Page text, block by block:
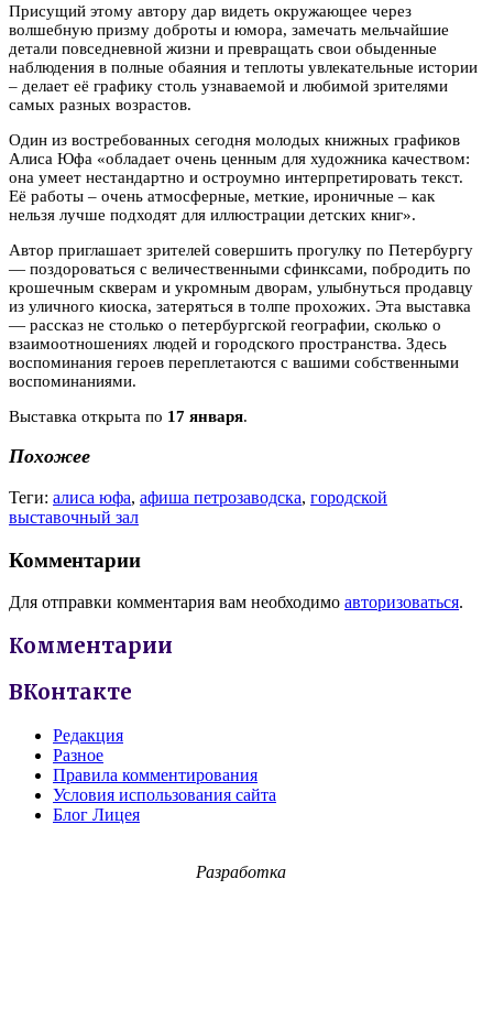
Присущий этому автору дар видеть окружающее через
волшебную призму доброты и юмора, замечать мельчайшие
детали повседневной жизни и превращать свои обыденные
наблюдения в полные обаяния и теплоты увлекательные истории
– делает её графику столь узнаваемой и любимой зрителями
самых разных возрастов.
Один из востребованных сегодня молодых книжных графиков
Алиса Юфа «обладает очень ценным для художника качеством:
она умеет нестандартно и остроумно интерпретировать текст.
Её работы – очень атмосферные, меткие, ироничные – как
нельзя лучше подходят для иллюстрации детских книг».
Автор приглашает зрителей совершить прогулку по Петербургу
— поздороваться с величественными сфинксами, побродить по
крошечным скверам и укромным дворам, улыбнуться продавцу
из уличного киоска, затеряться в толпе прохожих. Эта выставка
— рассказ не столько о петербургской географии, сколько о
взаимоотношениях людей и городского пространства. Здесь
воспоминания героев переплетаются с вашими собственными
воспоминаниями.
Выставка открыта по 17 января.
Похожее
Теги: алиса юфа, афиша петрозаводска, городской
выставочный зал
Комментарии
Для отправки комментария вам необходимо авторизоваться.
Комментарии
ВКонтакте
Редакция
Разное
Правила комментирования
Условия использования сайта
Блог Лицея
Разработка